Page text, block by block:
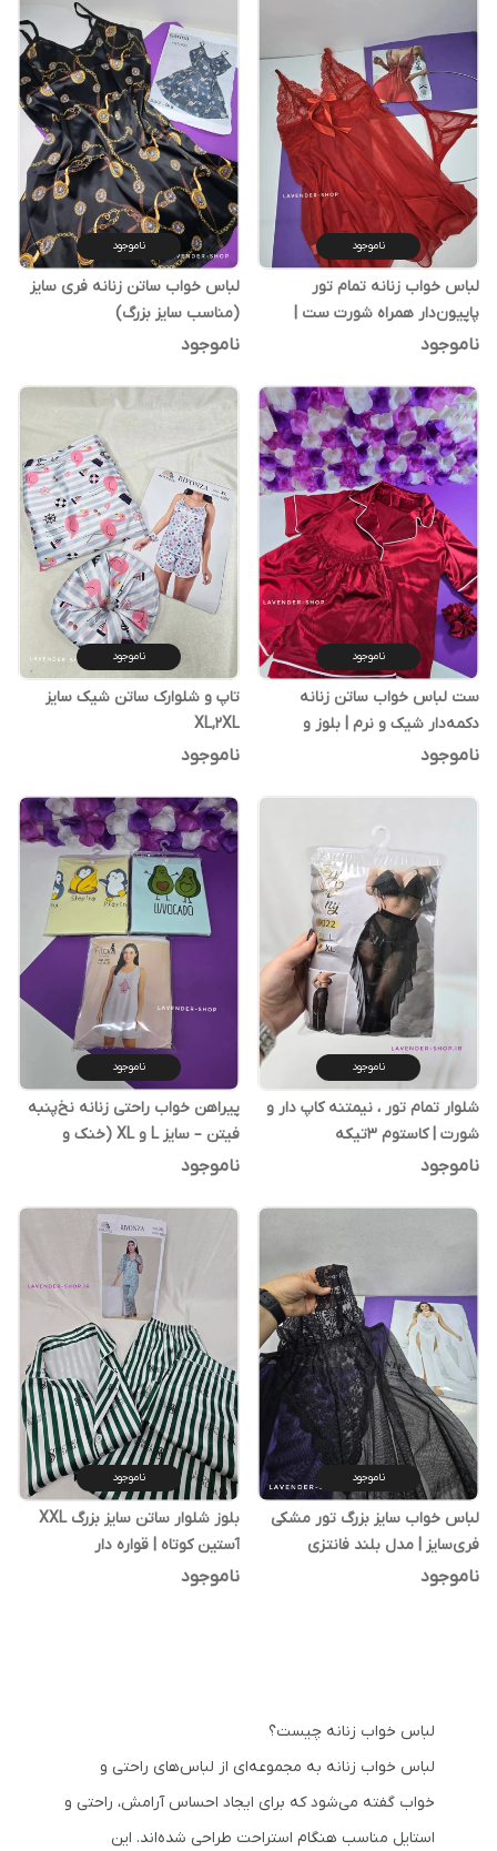
ناموجود
لباس خواب زنانه تمام تور
پاپیون‌دار همراه شورت ست |
فری‌سایز
ناموجود
ناموجود
لباس خواب ساتن زنانه فری سایز
(مناسب سایز بزرگ)
ناموجود
ناموجود
ست لباس خواب ساتن زنانه
دکمه‌دار شیک و نرم | بلوز و
شلوارک راحت
ناموجود
ناموجود
تاپ و شلوارک ساتن شیک سایز
XL,2XL
ناموجود
ناموجود
شلوار تمام تور ، نیمتنه کاپ دار و
شورت | کاستوم ۳تیکه
ناموجود
ناموجود
پیراهن خواب راحتی زنانه نخ‌پنبه
فیتن – سایز L و XL (خنک و
مناسب لباس‌خواب)
ناموجود
ناموجود
لباس خواب سایز بزرگ تور مشکی
فری‌سایز | مدل بلند فانتزی
ناموجود
ناموجود
بلوز شلوار ساتن سایز بزرگ XXL
آستین کوتاه | قواره دار
ناموجود
لباس خواب زنانه چیست؟
لباس خواب زنانه به مجموعه‌ای از لباس‌های راحتی و
خواب گفته می‌شود که برای ایجاد احساس آرامش، راحتی و
استایل مناسب هنگام استراحت طراحی شده‌اند. این